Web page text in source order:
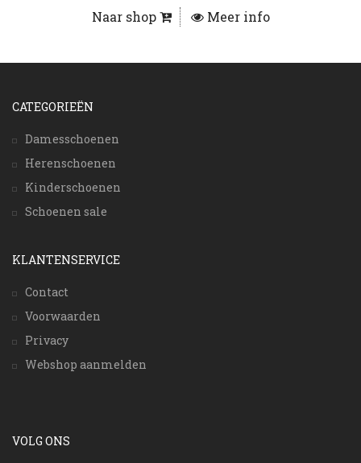
Naar shop Meer info
CATEGORIEËN
Damesschoenen
Herenschoenen
Kinderschoenen
Schoenen sale
KLANTENSERVICE
Contact
Voorwaarden
Privacy
Webshop aanmelden
VOLG ONS